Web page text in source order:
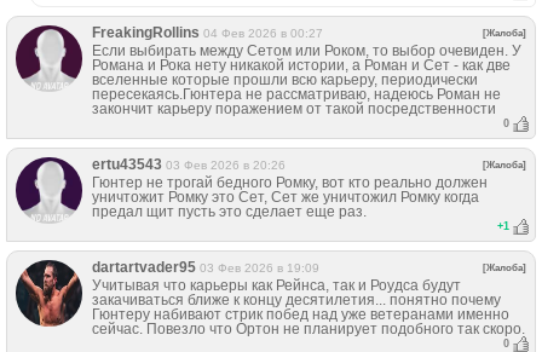
FreakingRollins 04 Фев 2026 в 00:27 [Жалоба]
Если выбирать между Сетом или Роком, то выбор очевиден. У
Романа и Рока нету никакой истории, а Роман и Сет - как две
вселенные которые прошли всю карьеру, периодически
пересекаясь.Гюнтера не рассматриваю, надеюсь Роман не
закончит карьеру поражением от такой посредственности
0
ertu43543 03 Фев 2026 в 20:26 [Жалоба]
Гюнтер не трогай бедного Ромку, вот кто реально должен
уничтожит Ромку это Сет, Сет же уничтожил Ромку когда
предал щит пусть это сделает еще раз.
+1
dartartvader95 03 Фев 2026 в 19:09 [Жалоба]
Учитывая что карьеры как Рейнса, так и Роудса будут
закачиваться ближе к концу десятилетия... понятно почему
Гюнтеру набивают стрик побед над уже ветеранами именно
сейчас. Повезло что Ортон не планирует подобного так скоро.
0